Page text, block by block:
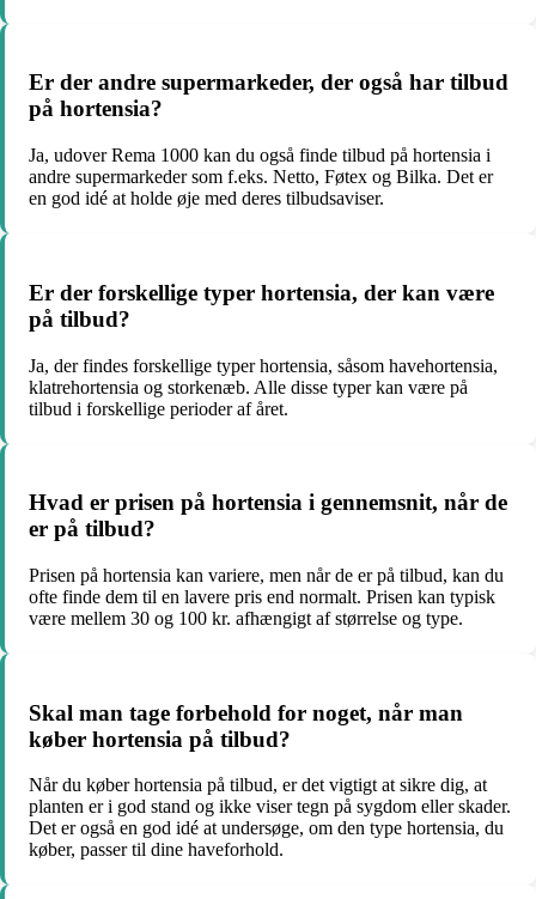
Er der andre supermarkeder, der også har tilbud
på hortensia?
Ja, udover Rema 1000 kan du også finde tilbud på hortensia i
andre supermarkeder som f.eks. Netto, Føtex og Bilka. Det er
en god idé at holde øje med deres tilbudsaviser.
Er der forskellige typer hortensia, der kan være
på tilbud?
Ja, der findes forskellige typer hortensia, såsom havehortensia,
klatrehortensia og storkenæb. Alle disse typer kan være på
tilbud i forskellige perioder af året.
Hvad er prisen på hortensia i gennemsnit, når de
er på tilbud?
Prisen på hortensia kan variere, men når de er på tilbud, kan du
ofte finde dem til en lavere pris end normalt. Prisen kan typisk
være mellem 30 og 100 kr. afhængigt af størrelse og type.
Skal man tage forbehold for noget, når man
køber hortensia på tilbud?
Når du køber hortensia på tilbud, er det vigtigt at sikre dig, at
planten er i god stand og ikke viser tegn på sygdom eller skader.
Det er også en god idé at undersøge, om den type hortensia, du
køber, passer til dine haveforhold.